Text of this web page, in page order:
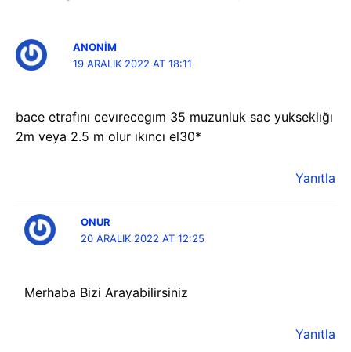
ANONIM
19 ARALIK 2022 AT 18:11
bace etrafını cevırecegım 35 muzunluk sac yukseklığı
2m veya 2.5 m olur ıkıncı el30*
Yanıtla
ONUR
20 ARALIK 2022 AT 12:25
Merhaba Bizi Arayabilirsiniz
Yanıtla